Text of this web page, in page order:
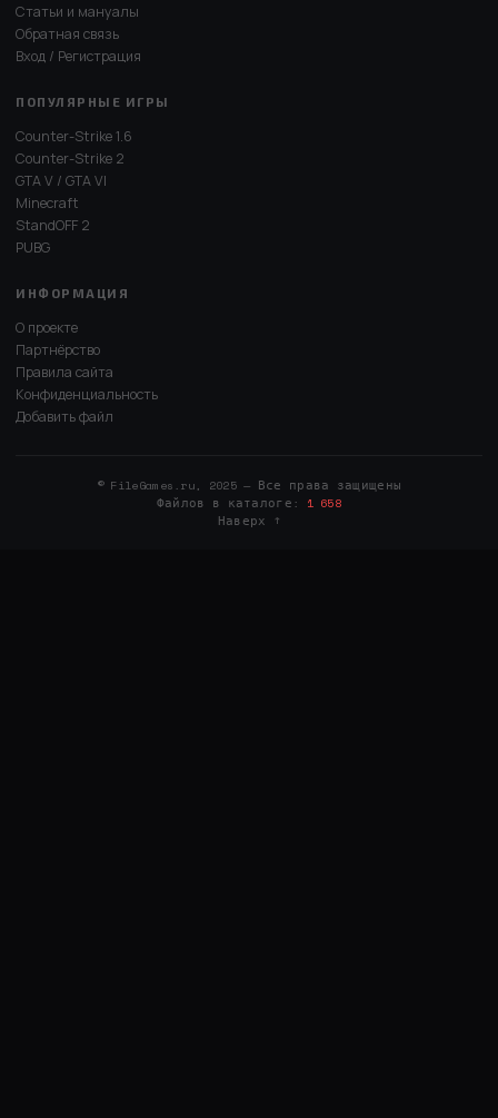
Статьи и мануалы
Обратная связь
Вход / Регистрация
ПОПУЛЯРНЫЕ ИГРЫ
Counter-Strike 1.6
Counter-Strike 2
GTA V / GTA VI
Minecraft
StandOFF 2
PUBG
ИНФОРМАЦИЯ
О проекте
Партнёрство
Правила сайта
Конфиденциальность
Добавить файл
© FileGames.ru, 2025 — Все права защищены
Файлов в каталоге: 1 658
Наверх ↑